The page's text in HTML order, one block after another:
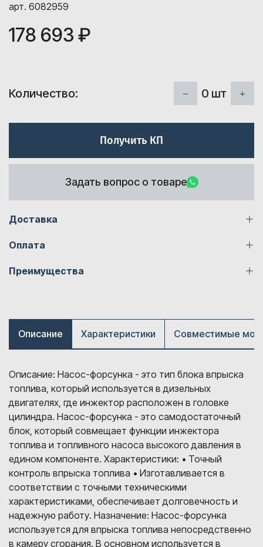
арт. 6082959
178 693 ₽
Количество: 0 шт
Получить КП
Задать вопрос о товаре
Доставка
Оплата
Преимущества
Описание Характеристики Совместимые
Описание: Насос-форсунка - это тип блока впрыска
топлива, который используется в дизельных
двигателях, где инжектор расположен в головке
цилиндра. Насос-форсунка - это самодостаточный
блок, который совмещает функции инжектора
топлива и топливного насоса высокого давления в
едином компоненте. Характеристики: • Точный
контроль впрыска топлива • Изготавливается в
соответствии с точными техническими
характеристиками, обеспечивает долговечность и
надежную работу. Назначение: Насос-форсунка
используется для впрыска топлива непосредственно
в камеру сгорания. В основном используется в